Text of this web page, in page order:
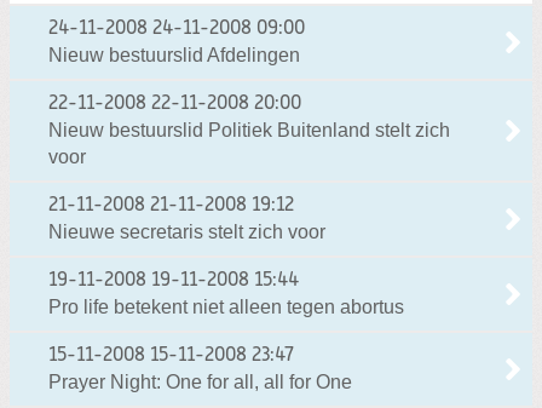
24-11-2008 24-11-2008 09:00
Nieuw bestuurslid Afdelingen
22-11-2008 22-11-2008 20:00
Nieuw bestuurslid Politiek Buitenland stelt zich
voor
21-11-2008 21-11-2008 19:12
Nieuwe secretaris stelt zich voor
19-11-2008 19-11-2008 15:44
Pro life betekent niet alleen tegen abortus
15-11-2008 15-11-2008 23:47
Prayer Night: One for all, all for One